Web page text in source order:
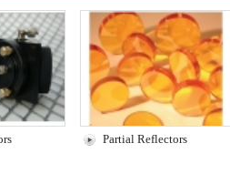
Partial Reflectors